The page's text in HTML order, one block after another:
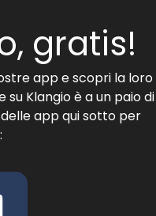
gratis!
app e scopri la loro
Klangio è a un paio di
app qui sotto per